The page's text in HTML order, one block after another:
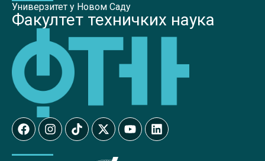
Универзитет у Новом Саду
Факултет техничких наука